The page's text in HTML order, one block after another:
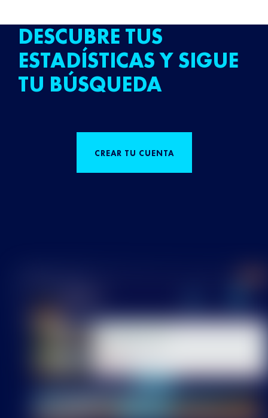
DESCUBRE TUS
ESTADÍSTICAS Y SIGUE
TU BÚSQUEDA
CREAR TU CUENTA